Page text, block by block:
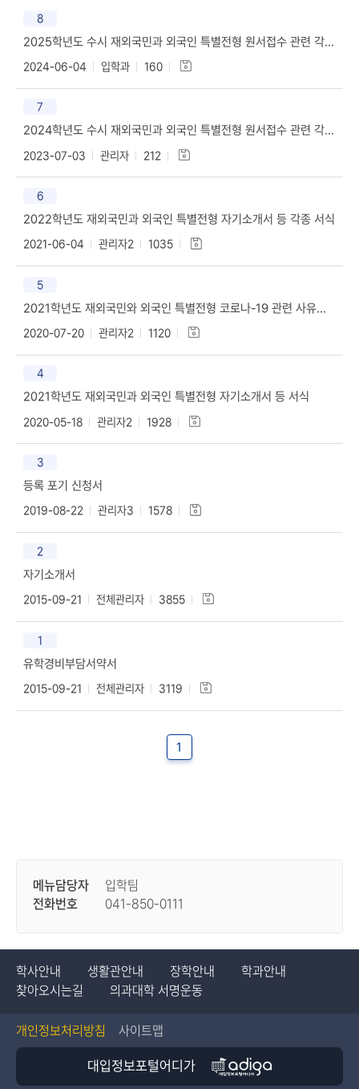
8
2025학년도 수시 재외국민과 외국인 특별전형 원서접수 관련 각종 서식
2024-06-04 입학과 160
7
2024학년도 수시 재외국민과 외국인 특별전형 원서접수 관련 각종 서식
2023-07-03 관리자 212
6
2022학년도 재외국민과 외국인 특별전형 자기소개서 등 각종 서식
2021-06-04 관리자2 1035
5
2021학년도 재외국민와 외국인 특별전형 코로나-19 관련 사유서 서식
2020-07-20 관리자2 1120
4
2021학년도 재외국민과 외국인 특별전형 자기소개서 등 서식
2020-05-18 관리자2 1928
3
등록 포기 신청서
2019-08-22 관리자3 1578
2
자기소개서
2015-09-21 전체관리자 3855
1
유학경비부담서약서
2015-09-21 전체관리자 3119
1
메뉴담당자
입학팀
전화번호
041-850-0111
학사안내 생활관안내 장학안내
학과안내
찾아오시는길
의과대학 서명운동
개인정보처리방침 사이트맵
대입정보포털어디가